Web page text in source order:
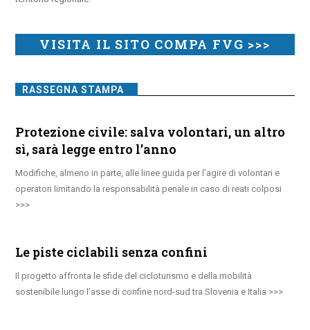
VISITA IL SITO COMPA FVG >>>
RASSEGNA STAMPA
Protezione civile: salva volontari, un altro
sì, sarà legge entro l’anno
Modifiche, almeno in parte, alle linee guida per l’agire di volontari e
operatori limitando la responsabilità penale in caso di reati colposi
Le piste ciclabili senza confini
Il progetto affronta le sfide del cicloturismo e della mobilità
sostenibile lungo l’asse di confine nord-sud tra Slovenia e Italia